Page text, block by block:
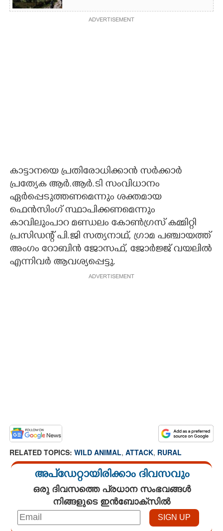
ADVERTISEMENT
കാട്ടാനയെ പ്രതിരോധിക്കാൻ സർക്കാർ
പ്രത്യേക ആർ.ആർ.ടി സംവിധാനം
ഏർപ്പെടുത്തണമെന്നും ശക്തമായ
ഫെൻസിംഗ് സ്ഥാപിക്കണമെന്നും
കാവിലുംപാറ മണ്ഡലം കോൺഗ്രസ് കമ്മിറ്റി
പ്രസിഡന്റ് പി.ജി സത്യനാഥ്, ഗ്രാമ പഞ്ചായത്ത്
അംഗം റോബിൻ ജോസഫ്, ജോർജ്ജ് വയലിൽ
എന്നിവർ ആവശ്യപ്പെട്ടു.
ADVERTISEMENT
RELATED TOPICS: WILD ANIMAL, ATTACK, RURAL
അപ്ഡേറ്റായിരിക്കാം ദിവസവും
ഒരു ദിവസത്തെ പ്രധാന സംഭവങ്ങൾ
നിങ്ങളുടെ ഇൻബോക്സിൽ